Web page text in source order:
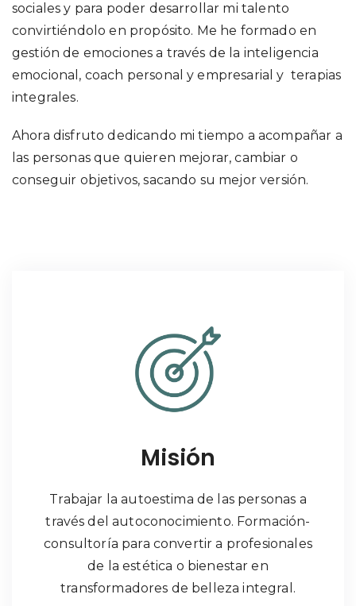
sociales y para poder desarrollar mi talento
convirtiéndolo en propósito. Me he formado en
gestión de emociones a través de la inteligencia
emocional, coach personal y empresarial y terapias
integrales.
Ahora disfruto dedicando mi tiempo a acompañar a
las personas que quieren mejorar, cambiar o
conseguir objetivos, sacando su mejor versión.
Misión
Trabajar la autoestima de las personas a
través del autoconocimiento. Formación-
consultoría para convertir a profesionales
de la estética o bienestar en
transformadores de belleza integral.